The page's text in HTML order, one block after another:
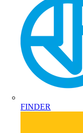
FINDER